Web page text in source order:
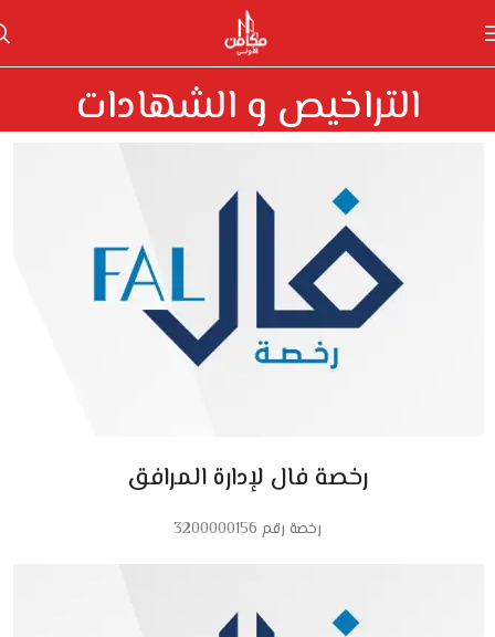
التراخيص و الشهادات
رخصة فال لإدارة المرافق
رخصة رقم 3200000156